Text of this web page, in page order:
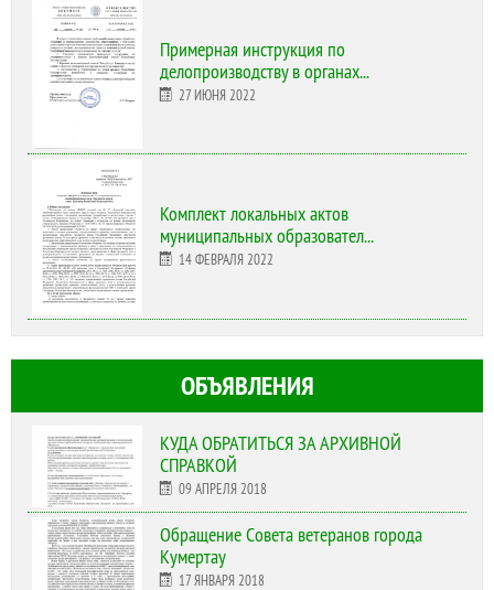
Примерная инструкция по
делопроизводству в органах...
27 ИЮНЯ 2022
Комплект локальных актов
муниципальных образовател...
14 ФЕВРАЛЯ 2022
ОБЪЯВЛЕНИЯ
КУДА ОБРАТИТЬСЯ ЗА АРХИВНОЙ
СПРАВКОЙ
09 АПРЕЛЯ 2018
Обращение Совета ветеранов города
Кумертау
17 ЯНВАРЯ 2018